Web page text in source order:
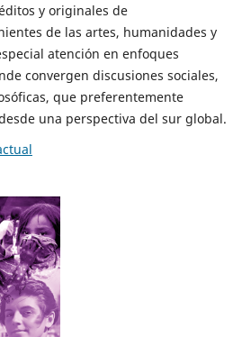
y originales de
de las artes, humanidades y
atención en enfoques
convergen discusiones sociales,
que preferentemente
una perspectiva del sur global.